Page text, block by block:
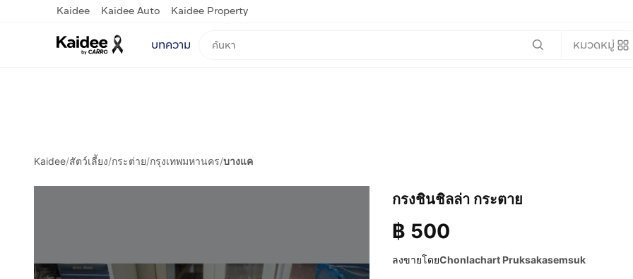
Kaidee Kaidee Auto Kaidee Property
บทความ หมวดหมู่
Kaidee/สัตว์เลี้ยง/กระต่าย/กรุงเทพมหานคร/บางแค
กรงชินชิลล่า กระตาย
฿ 500
ลงขายโดยChonlachart Pruksakasemsuk